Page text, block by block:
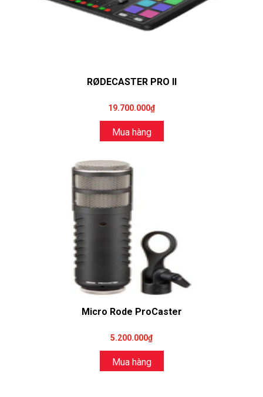
RØDECASTER PRO II
19.700.000₫
Mua hàng
Micro Rode ProCaster
5.200.000₫
Mua hàng